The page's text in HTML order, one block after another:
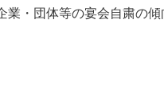
・団体等の宴会自粛の